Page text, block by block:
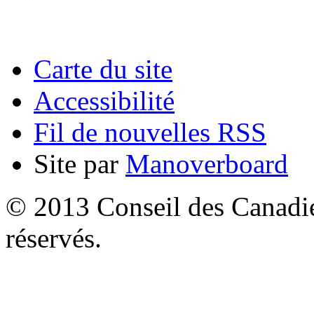
Carte du site
Accessibilité
Fil de nouvelles RSS
Site par Manoverboard
© 2013 Conseil des
réservés.